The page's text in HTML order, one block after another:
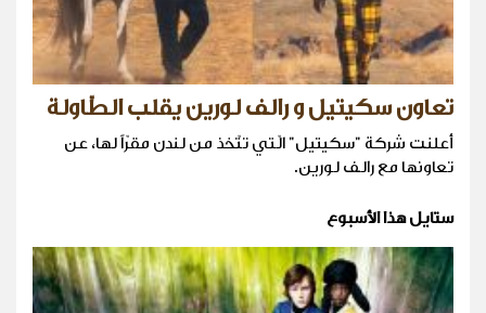
تعاون سكيتيل و رالف لورين يقلب الطّاولة
أعلنت شركة "سكيتيل" الّتي تتّخذ من لندن مقرّاً لها، عن
تعاونها مع رالف لورين.
ستايل هذا الأسبوع